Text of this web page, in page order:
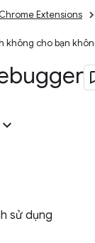
Chrome Extensions
không cho bạn
sử dụng